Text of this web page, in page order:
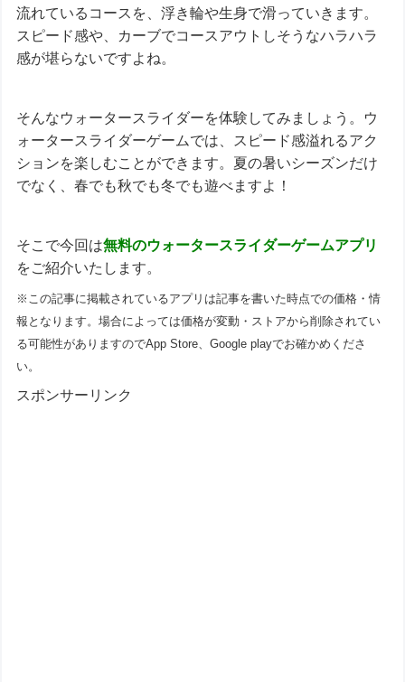
流れているコースを、浮き輪や生身で滑っていきます。
スピード感や、カーブでコースアウトしそうなハラハラ
感が堪らないですよね。
そんなウォータースライダーを体験してみましょう。ウ
ォータースライダーゲームでは、スピード感溢れるアク
ションを楽しむことができます。夏の暑いシーズンだけ
でなく、春でも秋でも冬でも遊べますよ！
そこで今回は無料のウォータースライダーゲームアプリ
をご紹介いたします。
※この記事に掲載されているアプリは記事を書いた時点での価格・情
報となります。場合によっては価格が変動・ストアから削除されてい
る可能性がありますのでApp Store、Google playでお確かめくださ
い。
スポンサーリンク